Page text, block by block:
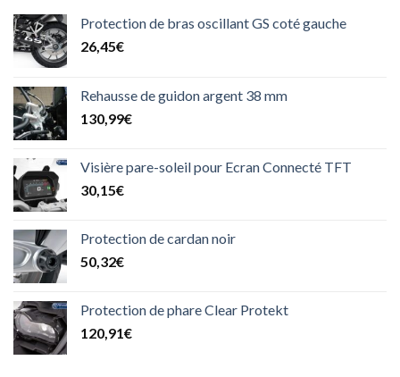
Protection de bras oscillant GS coté gauche
26,45€
Rehausse de guidon argent 38 mm
130,99€
Visière pare-soleil pour Ecran Connecté TFT
30,15€
Protection de cardan noir
50,32€
Protection de phare Clear Protekt
120,91€